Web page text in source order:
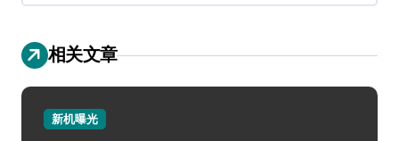
相关文章
新机曝光